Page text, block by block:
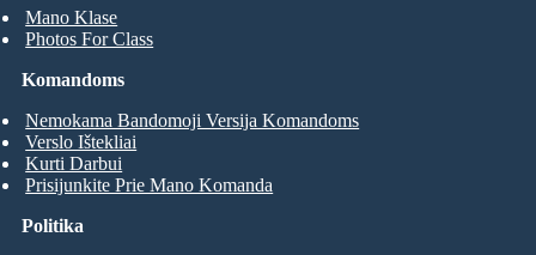
Mano Klase
Photos For Class
Komandoms
Nemokama Bandomoji Versija Komandoms
Verslo Ištekliai
Kurti Darbui
Prisijunkite Prie Mano Komanda
Politika